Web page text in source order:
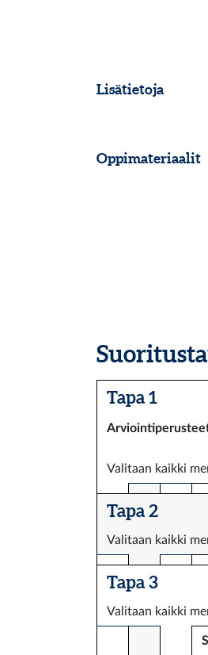
Lisätietoja
Oppimateriaalit
Tapa 1
Valitaan kaikki
Tapa 2
Valitaan kaikki
Tapa 3
Valitaan kaikki